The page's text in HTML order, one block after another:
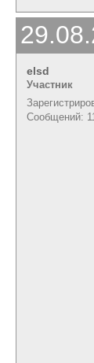
elsd
Участник
Сообщений: